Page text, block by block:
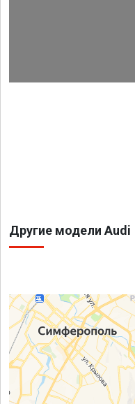
Другие модели Audi